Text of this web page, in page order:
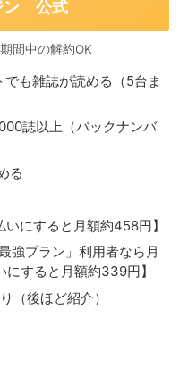
ン 公式
間中の解約OK
も雑誌が読める（5台ま
誌以上（バックナンバ
る
にすると月額約458円】
強プラン」利用者なら月
すると月額約339円】
（後ほど紹介）